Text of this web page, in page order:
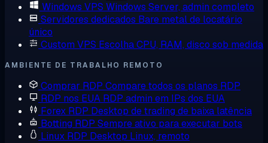
Windows VPS Windows Server, admin completo
Servidores dedicados Bare metal de locatário
único
Custom VPS Escolha CPU, RAM, disco sob medida
AMBIENTE DE TRABALHO REMOTO
Comprar RDP Compare todos os planos RDP
RDP nos EUA RDP admin em IPs dos EUA
Forex RDP Desktop de trading de baixa latência
Botting RDP Sempre ativo para executar bots
Linux RDP Desktop Linux, remoto